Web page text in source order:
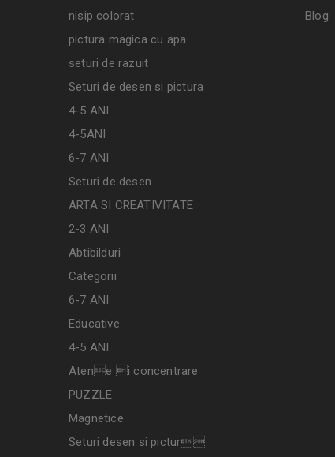
nisip colorat
pictura magica cu apa
seturi de razuit
Seturi de desen si pictura
4-5 ANI
4-5ANI
6-7 ANI
Seturi de desen
ARTA SI CREATIVITATE
2-3 ANI
Abtibilduri
Categorii
6-7 ANI
Educative
4-5 ANI
Atene i concentrare
PUZZLE
Magnetice
Seturi desen si pictur
Blog